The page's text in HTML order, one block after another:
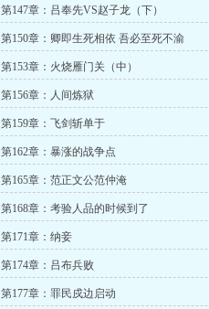
第147章：吕奉先VS赵子龙（下）
第150章：卿即生死相依 吾必至死不渝
第153章：火烧雁门关（中）
第156章：人间炼狱
第159章：飞剑斩单于
第162章：暴涨的战争点
第165章：范正文公范仲淹
第168章：考验人品的时候到了
第171章：纳妾
第174章：吕布兵败
第177章：罪民戍边启动